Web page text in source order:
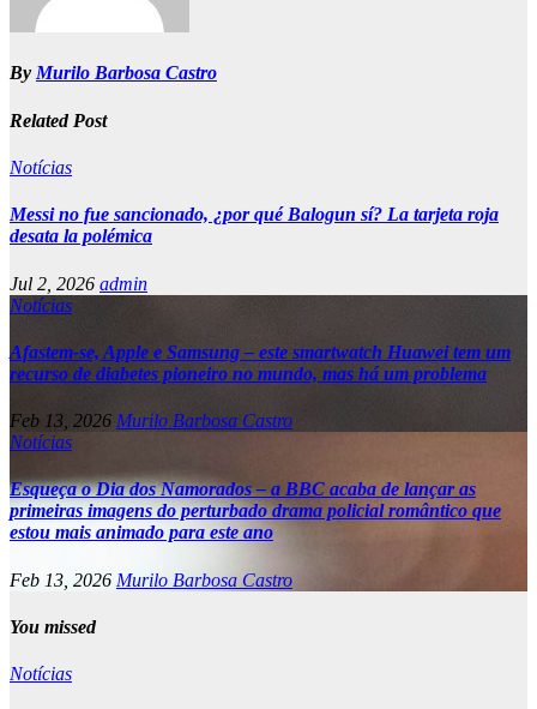
ByMurilo Barbosa Castro
Related Post
Notícias
Messi no fue sancionado, ¿por qué Balogun sí? La tarjeta roja
desata la polémica
Jul 2, 2026 admin
Notícias
Afastem-se, Apple e Samsung – este smartwatch Huawei tem um
recurso de diabetes pioneiro no mundo, mas há um problema
Feb 13, 2026 Murilo Barbosa Castro
Notícias
Esqueça o Dia dos Namorados – a BBC acaba de lançar as
primeiras imagens do perturbado drama policial romântico que
estou mais animado para este ano
Feb 13, 2026 Murilo Barbosa Castro
You missed
Notícias